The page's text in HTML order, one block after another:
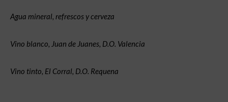
Agua mineral, refrescos y cerveza
Vino blanco, Juan de Juanes, D.O. Valencia
Vino tinto, El Corral, D.O. Requena